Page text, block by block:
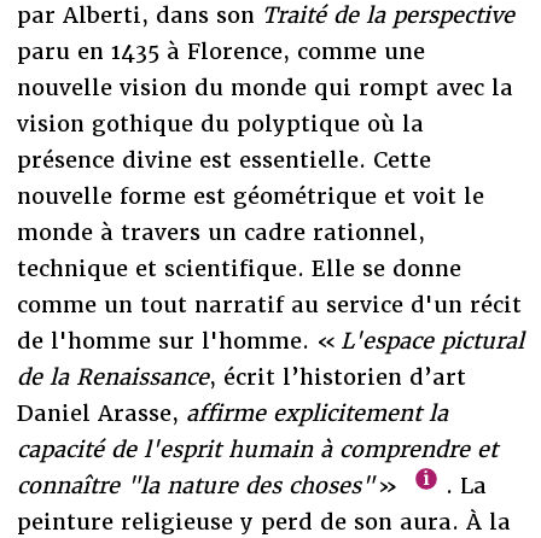
par Alberti, dans son Traité de la perspective
paru en 1435 à Florence, comme une
nouvelle vision du monde qui rompt avec la
vision gothique du polyptique où la
présence divine est essentielle. Cette
nouvelle forme est géométrique et voit le
monde à travers un cadre rationnel,
technique et scientifique. Elle se donne
comme un tout narratif au service d'un récit
de l'homme sur l'homme. « L'espace pictural
de la Renaissance, écrit l’historien d’art
Daniel Arasse, affirme explicitement la
capacité de l'esprit humain à comprendre et
connaître "la nature des choses"»
. La
peinture religieuse y perd de son aura. À la